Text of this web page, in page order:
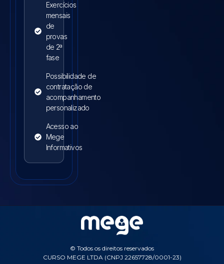
Exercícios
mensais
de
provas
de 2ª
fase
Possibilidade de
contratação de
acompanhamento
personalizado
Acesso ao
Mege
Informativos
© Todos os direitos reservados
CURSO MEGE LTDA (CNPJ 22657728/0001-23)